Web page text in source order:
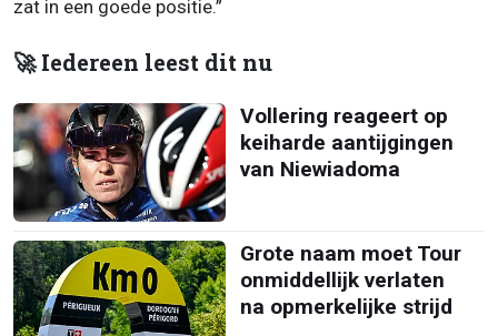
zat in een goede positie.”
🚀 Iedereen leest dit nu
Vollering reageert op
keiharde aantijgingen
van Niewiadoma
Grote naam moet Tour
onmiddellijk verlaten
na opmerkelijke strijd